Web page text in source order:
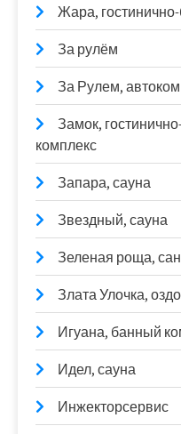
Жара,
За рулём
За Рулем,
Замок,
комплекс
Запара, сауна
Звездный, сауна
Зеленая роща,
Злата Улочка,
Игуана, банный
Идел, сауна
Инжекторсервис